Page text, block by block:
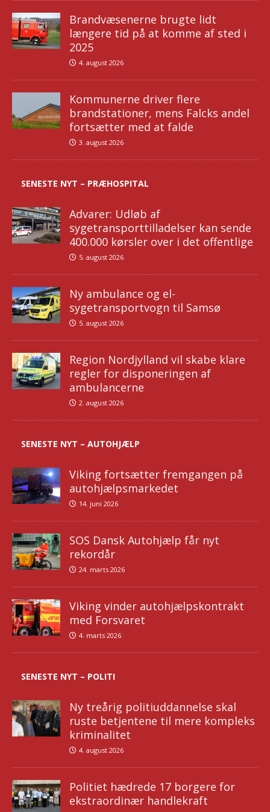
Brandvæsenerne brugte lidt
længere tid på at komme af sted i
2025
4. august 2026
Kommunerne driver flere
brandstationer, mens Falcks andel
fortsætter med at falde
3. august 2026
SENESTE NYT – PRÆHOSPITAL
Advarer: Udløb af
sygetransporttilladelser kan sende
400.000 kørsler over i det offentlige
5. august 2026
Ny ambulance og el-
sygetransportvogn til Samsø
5. august 2026
Region Nordjylland vil skabe klare
regler for disponeringen af
ambulancerne
2. august 2026
SENESTE NYT – AUTOHJÆLP
Viking fortsætter fremgangen på
autohjælpsmarkedet
14. juni 2026
SOS Dansk Autohjælp får nyt
rekordår
24. marts 2026
Viking vinder autohjælpskontrakt
med Forsvaret
4. marts 2026
SENESTE NYT – POLITI
Ny treårig politiuddannelse skal
ruste betjentene til mere kompleks
kriminalitet
4. august 2026
Politiet hædrede 17 borgere for
ekstraordinær handlekraft